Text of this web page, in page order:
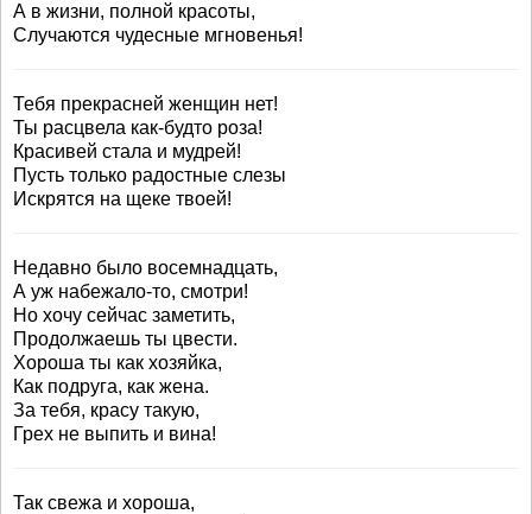
А в жизни, полной красоты,
Случаются чудесные мгновенья!
Тебя прекрасней женщин нет!
Ты расцвела как-будто роза!
Красивей стала и мудрей!
Пусть только радостные слезы
Искрятся на щеке твоей!
Недавно было восемнадцать,
А уж набежало-то, смотри!
Но хочу сейчас заметить,
Продолжаешь ты цвести.
Хороша ты как хозяйка,
Как подруга, как жена.
За тебя, красу такую,
Грех не выпить и вина!
Так свежа и хороша,